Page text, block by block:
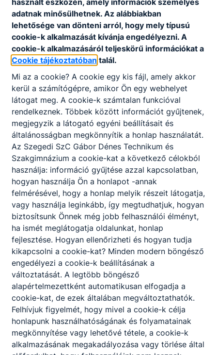
adatnak minősülhetnek. Az alábbiakban
lehetősége van dönteni arról, hogy mely típusú
cookie-k alkalmazását kívánja engedélyezni. A
cookie-k alkalmazásáról teljeskörű információkat a
Cookie tájékoztatóban talál.
Mi az a cookie? A cookie egy kis fájl, amely akkor
kerül a számítógépre, amikor Ön egy webhelyet
látogat meg. A cookie-k számtalan funkcióval
rendelkeznek. Többek között információt gyűjtenek,
megjegyzik a látogató egyéni beállításait és
általánosságban megkönnyítik a honlap használatát.
Az Szegedi SzC Gábor Dénes Technikum és
Szakgimnázium a cookie-kat a következő célokból
használja: információ gyűjtése azzal kapcsolatban,
hogyan használja Ön a honlapot -annak
felmérésével, hogy a honlap melyik részeit látogatja,
vagy használja leginkább, így megtudhatjuk, hogyan
biztosítsunk Önnek még jobb felhasználói élményt,
ha ismét meglátogatja oldalunkat, honlap
fejlesztése. Hogyan ellenőrizheti és hogyan tudja
kikapcsolni a cookie-kat? Minden modern böngésző
engedélyezi a cookie-k beállításának a
változtatását. A legtöbb böngésző
alapértelmezettként automatikusan elfogadja a
cookie-kat, de ezek általában megváltoztathatók.
Felhívjuk figyelmét, hogy mivel a cookie-k célja
honlapunk használhatóságának és folyamatainak
megkönnyítése vagy lehetővé tétele, a cookie-k
alkalmazásának megakadályozása vagy törlése által